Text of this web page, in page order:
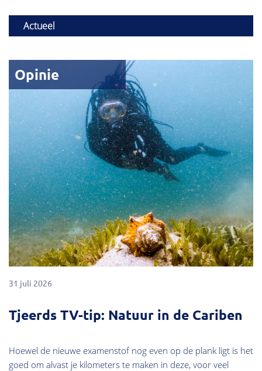
Actueel
Opinie
31 juli 2026
Tjeerds TV-tip: Natuur in de Cariben
Hoewel de nieuwe examenstof nog even op de plank ligt is het
goed om alvast je kilometers te maken in deze, voor veel